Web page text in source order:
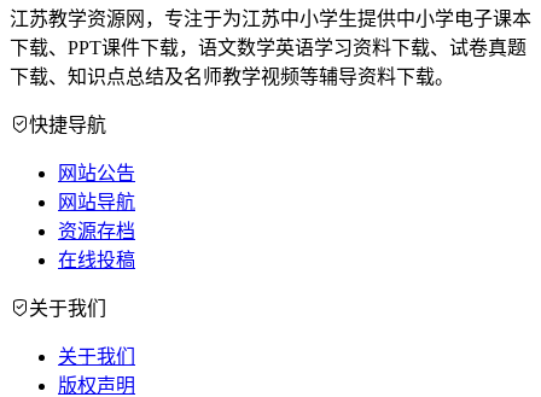
江苏教学资源网，专注于为江苏中小学生提供中小学电子课本
下载、PPT课件下载，语文数学英语学习资料下载、试卷真题
下载、知识点总结及名师教学视频等辅导资料下载。
快捷导航
网站公告
网站导航
资源存档
在线投稿
关于我们
关于我们
版权声明